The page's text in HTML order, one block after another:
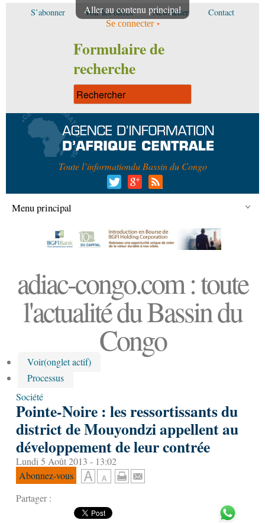
Aller au contenu principal
S’abonner Voir les offres Newsletter Contact
Se connecter
Formulaire de
recherche
Toute l’informationdu Bassin du Congo
Menu principal
adiac-congo.com : toute
l'actualité du Bassin du
Congo
Voir(onglet actif)
Processus
Société
Pointe-Noire : les ressortissants du
district de Mouyondzi appellent au
développement de leur contrée
Lundi 5 Août 2013 - 13:02
Abonnez-vous
Partager :